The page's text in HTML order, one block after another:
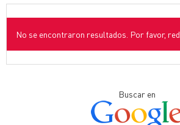
No se encontraron resultados. Por favor,
Buscar en